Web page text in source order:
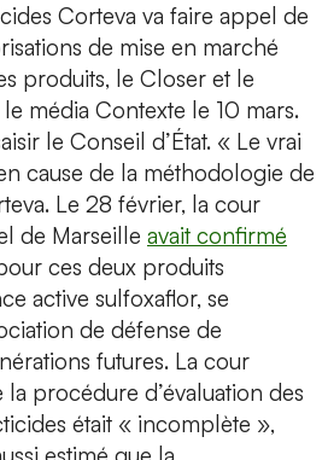
Corteva va faire appel de
de mise en marché
produits, le Closer et le
média Contexte le 10 mars.
le Conseil d’État. « Le vrai
cause de la méthodologie de
Le 28 février, la cour
de Marseille avait confirmé
ces deux produits
active sulfoxaflor, se
de défense de
futures. La cour
la procédure d’évaluation des
était « incomplète »,